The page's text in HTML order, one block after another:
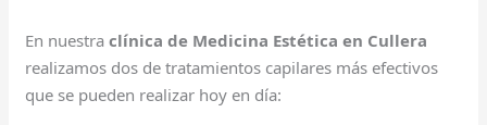
En nuestraclínica de Medicina Estética en Cullera
realizamos dos de tratamientos capilares más efectivos
que se pueden realizar hoy en día: